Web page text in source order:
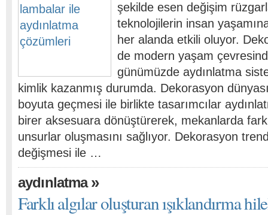
şekilde esen değişim
teknolojilerin insan
her alanda etkili oluyor.
de modern yaşam
günümüzde aydınlatma
kimlik kazanmış durumda. Dekorasyon
boyuta geçmesi ile birlikte tasarımcılar
birer aksesuara dönüştürerek, mekanlarda
unsurlar oluşmasını sağlıyor. Dekorasyon
değişmesi ile …
aydınlatma»
Farklı algılar oluşturan ışıklandırma